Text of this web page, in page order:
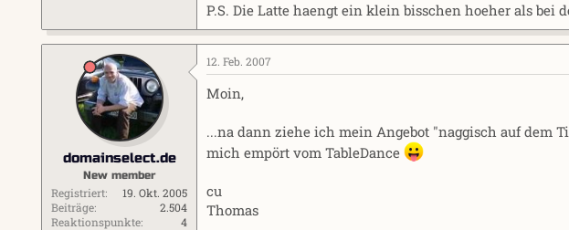
P.S. Die Latte haengt ein klein bisschen hoeher als bei
domainselect.de
New member
Registriert
19. Okt. 2005
Beiträge
2.504
Reaktionspunkte
4
12. Feb. 2007
Moin,
...na dann ziehe ich mein Angebot "naggisch auf dem
mich empört vom TableDance
cu
Thomas